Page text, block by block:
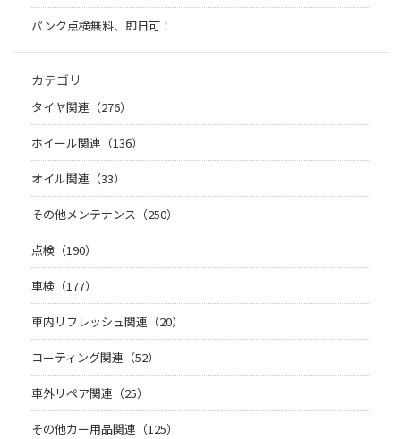
パンク点検無料、即日可！
カテゴリ
タイヤ関連（276）
ホイール関連（136）
オイル関連（33）
その他メンテナンス（250）
点検（190）
車検（177）
車内リフレッシュ関連（20）
コーティング関連（52）
車外リペア関連（25）
その他カー用品関連（125）